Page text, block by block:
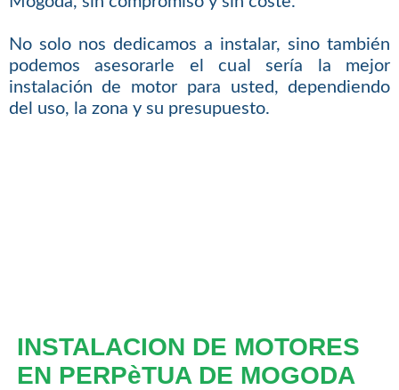
No solo nos dedicamos a instalar, sino también
podemos asesorarle el cual sería la mejor
instalación de motor para usted, dependiendo
del uso, la zona y su presupuesto.
INSTALACION DE MOTORES
EN PERPèTUA DE MOGODA